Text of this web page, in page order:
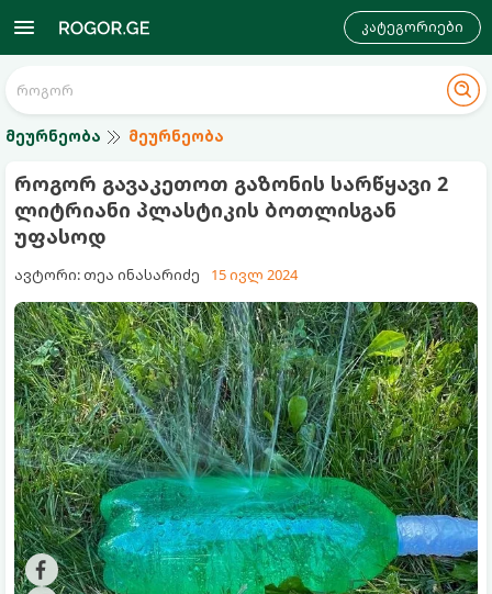
კატეგორიები
მეურნეობა მეურნეობა
როგორ გავაკეთოთ გაზონის სარწყავი 2
ლიტრიანი პლასტიკის ბოთლისგან
უფასოდ
ავტორი: თეა ინასარიძე 15 ივლ 2024